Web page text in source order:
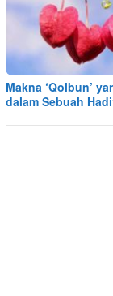
Makna ‘Qolbun’
dalam Sebuah